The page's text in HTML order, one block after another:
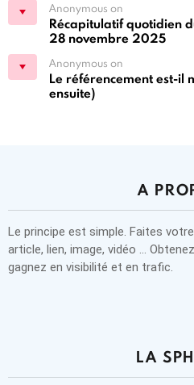
Anonymous on
Récapitulatif quotidien
28 novembre 2025
Anonymous on
Le référencement est-il
ensuite)
A
Le principe est simple. Faites
article, lien, image, vidéo …
gagnez en visibilité et en trafic.
LA